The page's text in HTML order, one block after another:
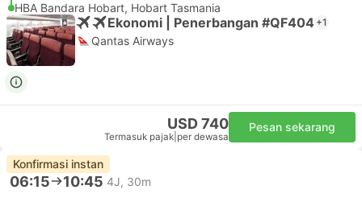
HBA Bandara Hobart, Hobart Tasmania
Ekonomi | Penerbangan #QF404 +1
Qantas Airways
USD 740
Termasuk pajak per dewasa
Pesan sekarang
Konfirmasi instan
06:15 10:45 4J, 30m